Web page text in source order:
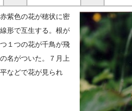
紫色の花が穂状に密
形で互生する。根が
１つの花が千鳥が飛
名がついた。７月上
などで花が見られ